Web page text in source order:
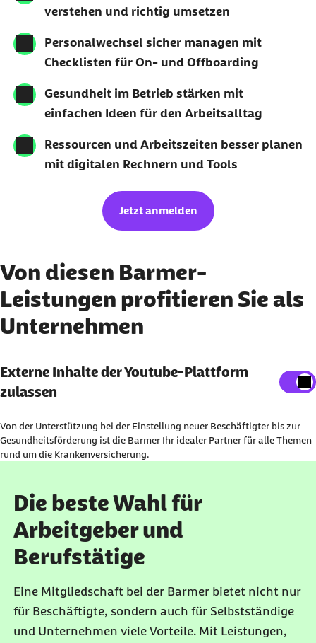
verstehen und richtig umsetzen
Personalwechsel sicher managen mit
Checklisten für On- und Offboarding
Gesundheit im Betrieb stärken mit
einfachen Ideen für den Arbeitsalltag
Ressourcen und Arbeitszeiten besser planen
mit digitalen Rechnern und Tools
Jetzt anmelden
Von diesen Barmer-
Leistungen profitieren Sie als
Unternehmen
Externe Inhalte anzeigen
Sie können an dieser Stelle einstellen, alle externen
Ich bin damit einverstanden, dass personenbezogene
Daten an Drittplattformen übermittelt werden.
Externe Inhalte der Youtube-Plattform
zulassen
Von der Unterstützung bei der Einstellung neuer Beschäftigter bis zur
Gesundheitsförderung ist die Barmer Ihr idealer Partner für alle Themen
rund um die Krankenversicherung.
Die beste Wahl für
Arbeitgeber und
Berufstätige
Eine Mitgliedschaft bei der Barmer bietet nicht nur
für Beschäftigte, sondern auch für Selbstständige
und Unternehmen viele Vorteile. Mit Leistungen,